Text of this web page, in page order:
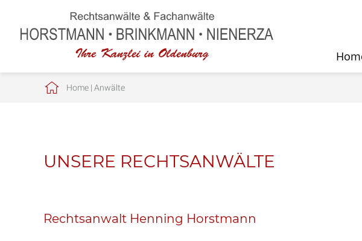
Home| Anwälte
UNSERE RECHTSANWÄLTE
Rechtsanwalt Henning Horstmann